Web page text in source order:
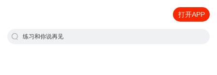
打开APP
练习和你说再见